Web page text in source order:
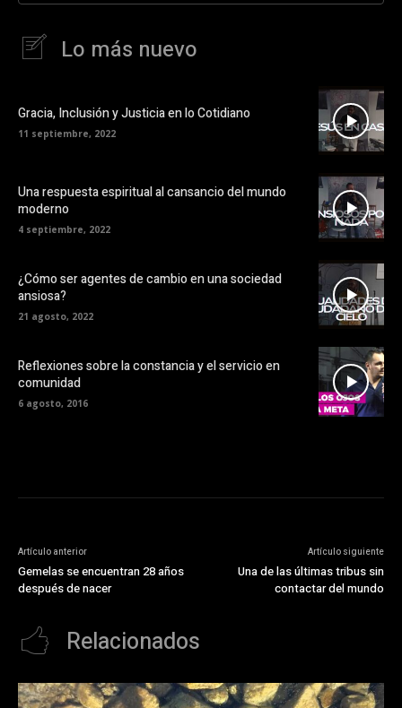
Lo más nuevo
Gracia, Inclusión y Justicia en lo Cotidiano
11 septiembre, 2022
Una respuesta espiritual al cansancio del mundo
moderno
4 septiembre, 2022
¿Cómo ser agentes de cambio en una sociedad
ansiosa?
21 agosto, 2022
Reflexiones sobre la constancia y el servicio en
comunidad
6 agosto, 2016
Artículo anterior
Gemelas se encuentran 28 años
después de nacer
Artículo siguiente
Una de las últimas tribus sin
contactar del mundo
Relacionados